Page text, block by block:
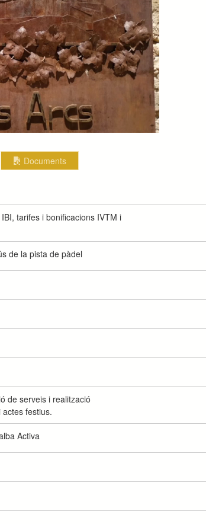
Documents
tarifes i bonificacions IVTM i
de la pista de pàdel
de serveis i realització
festius.
Activa